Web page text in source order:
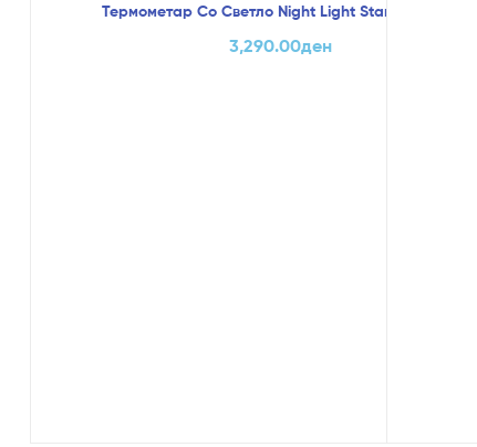
Термометар Со Светло Night Light Star – Chicco
3,290.00ден